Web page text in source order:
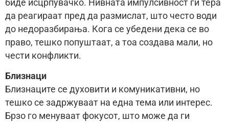
биде исцрпувачко. Нивната импулсивност ги тера
да реагираат пред да размислат, што често води
до недоразбирања. Кога се убедени дека се во
право, тешко попуштаат, а тоа создава мали, но
чести конфликти.
Близнаци
Близнаците се духовити и комуникативни, но
тешко се задржуваат на една тема или интерес.
Брзо го менуваат фокусот, што може да ги